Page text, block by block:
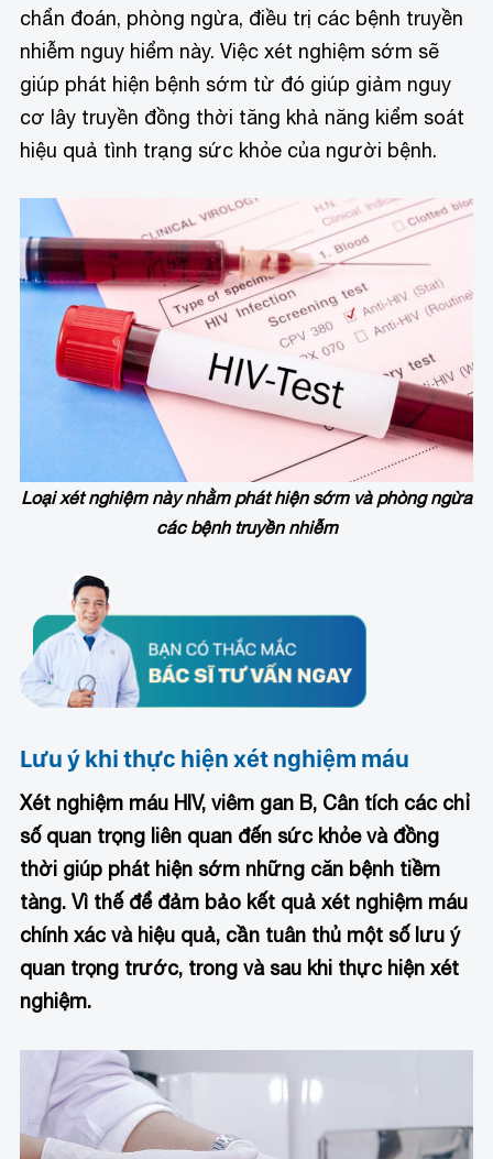
chẩn đoán, phòng ngừa, điều trị các bệnh truyền
nhiễm nguy hiểm này. Việc xét nghiệm sớm sẽ
giúp phát hiện bệnh sớm từ đó giúp giảm nguy
cơ lây truyền đồng thời tăng khả năng kiểm soát
hiệu quả tình trạng sức khỏe của người bệnh.
Loại xét nghiệm này nhằm phát hiện sớm và phòng ngừa
các bệnh truyền nhiễm
Lưu ý khi thực hiện xét nghiệm máu
Xét nghiệm máu HIV, viêm gan B, Cân tích các chỉ
số quan trọng liên quan đến sức khỏe và đồng
thời giúp phát hiện sớm những căn bệnh tiềm
tàng. Vì thế để đảm bảo kết quả xét nghiệm máu
chính xác và hiệu quả, cần tuân thủ một số lưu ý
quan trọng trước, trong và sau khi thực hiện xét
nghiệm.